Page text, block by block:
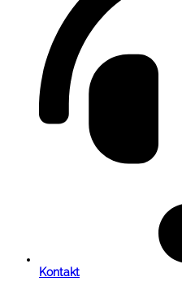
Kontakt